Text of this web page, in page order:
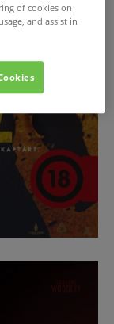
of cookies on
and assist in